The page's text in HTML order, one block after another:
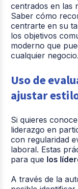
centrados en las
Saber cómo
centrarte en su
los objetivos
moderno que
cualquier negocio.
Uso de
ajustar
Si quieres
liderazgo en
con regularidad
laboral. Estas
para que los
A través de la